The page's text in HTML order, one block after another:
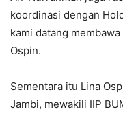
koordinasi dengan
kami datang
Ospin.
Sementara itu Lina
Jambi, mewakili IIP